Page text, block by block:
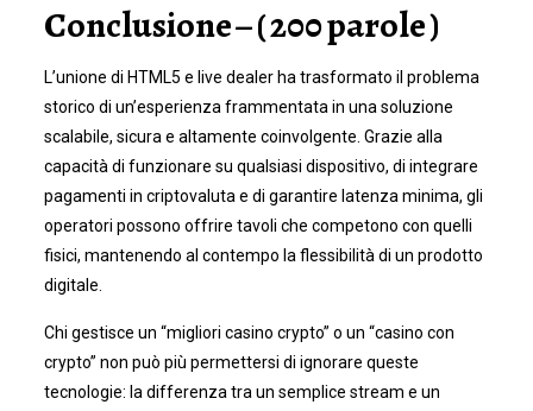
Conclusione – ( 200 parole )
L’unione di HTML5 e live dealer ha trasformato il problema
storico di un’esperienza frammentata in una soluzione
scalabile, sicura e altamente coinvolgente. Grazie alla
capacità di funzionare su qualsiasi dispositivo, di integrare
pagamenti in criptovaluta e di garantire latenza minima, gli
operatori possono offrire tavoli che competono con quelli
fisici, mantenendo al contempo la flessibilità di un prodotto
digitale.
Chi gestisce un “migliori casino crypto” o un “casino con
crypto” non può più permettersi di ignorare queste
tecnologie: la differenza tra un semplice stream e un